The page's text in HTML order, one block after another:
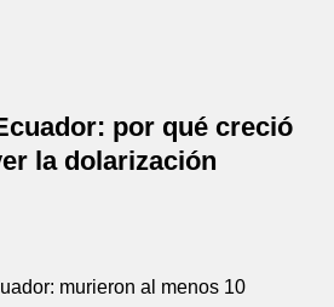
por qué creció
la dolarización